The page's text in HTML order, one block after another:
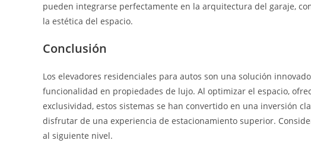
pueden integrarse perfectamente en la arquitectura del garaje,
la estética del espacio.
Conclusión
Los elevadores residenciales para autos son una solución
funcionalidad en propiedades de lujo. Al optimizar el espacio,
exclusividad, estos sistemas se han convertido en una inversión
disfrutar de una experiencia de estacionamiento superior.
al siguiente nivel.